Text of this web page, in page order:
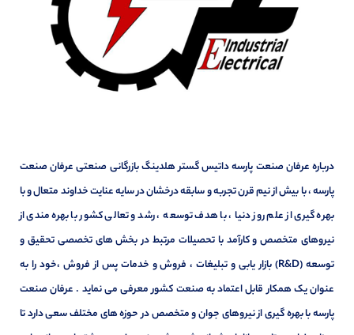
درباره عرفان صنعت پارسه داتیس گستر هلدینگ بازرگانی صنعتی عرفان صنعت
پارسه ، با بیش از نیم قرن تجربه و سابقه درخشان در سایه عنایت خداوند متعال و با
بهره گیری از علم روز دنیا ، با هدف توسعه ، رشد و تعالی کشور با بهره مندی از
نیروهای متخصص و کارآمد با تحصیلات مرتبط در بخش های تخصصی تحقیق و
توسعه (R&D) بازار یابی و تبلیغات ، فروش و خدمات پس از فروش ،خود را به
عنوان یک همکار قابل اعتماد به صنعت کشور معرفی می نماید . عرفان صنعت
پارسه با بهره گیری از نیروهای جوان و متخصص در حوزه های مختلف سعی دارد تا